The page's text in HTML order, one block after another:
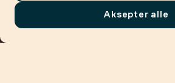
Meny
Aksepter alle